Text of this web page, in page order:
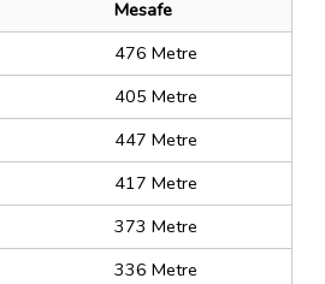
Mesafe
476 Metre
405 Metre
447 Metre
417 Metre
373 Metre
336 Metre